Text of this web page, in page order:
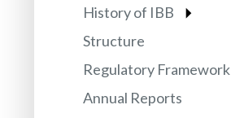
History of IBB
Structure
Regulatory Framework
Annual Reports